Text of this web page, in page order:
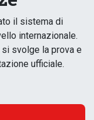
il sistema di
internazionale.
svolge la prova e
ufficiale.